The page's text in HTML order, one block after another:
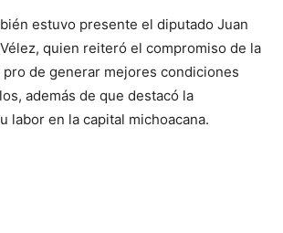
estuvo presente el diputado Juan
quien reiteró el compromiso de la
de generar mejores condiciones
además de que destacó la
labor en la capital michoacana.